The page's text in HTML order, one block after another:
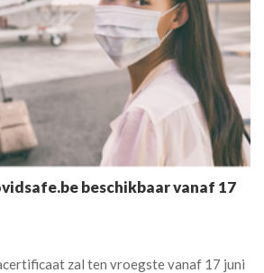
beschikbaar vanaf 17
zal ten vroegste vanaf 17 juni